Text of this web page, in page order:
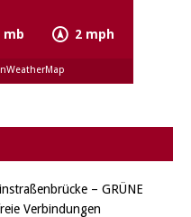
mb 2 mph
– GRÜNE
Verbindungen